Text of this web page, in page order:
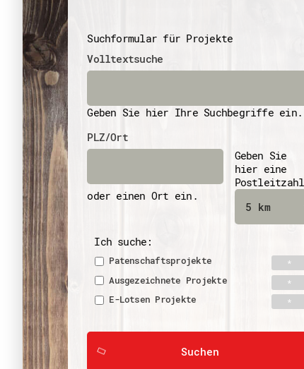
Suchformular für Projekte
Volltextsuche
Geben Sie hier Ihre Suchbegriffe ein.
PLZ/Ort
Geben Sie
hier eine
Postleitzahl
oder einen Ort ein.
Ich suche:
Patenschaftsprojekte
Ausgezeichnete Projekte
E-Lotsen Projekte
Suchen